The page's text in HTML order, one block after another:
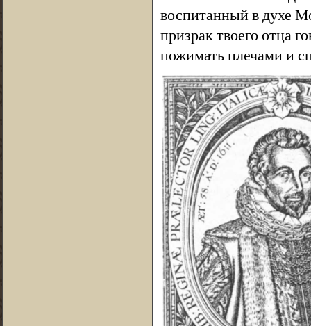
воспитанный в духе
призрак твоего отца
пожимать плечами и